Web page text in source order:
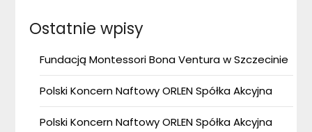
Ostatnie wpisy
Fundacją Montessori Bona Ventura w Szczecinie
Polski Koncern Naftowy ORLEN Spółka Akcyjna
Polski Koncern Naftowy ORLEN Spółka Akcyjna